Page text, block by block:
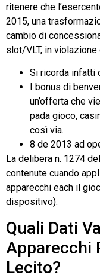
ritenere che
2015, una
cambio di
slot/VLT, in violazione
Si ricorda infatti
I bonus di
un’offerta che
pada gioco,
così via.
8 de 2013 ad
La delibera n. 1274
contenute cuando
apparecchi each il
dispositivo).
Quali Dati
Apparecchi
Lecito?